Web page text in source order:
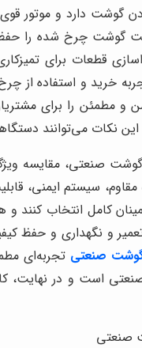
گوشت دارد و موتور
گوشت چرخ شده را
قطعات برای
خرید و استفاده از
مطمئن را برای
نکات می‌توانند
صنعتی، مقایسه
مقاوم، سیستم ایمنی،
کامل انتخاب
و نگهداری و حفظ
گوشت صنعتی تجربه‌ای
است و در نهایت،
صنعتی